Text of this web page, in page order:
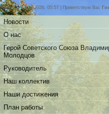
Пятница, 07.08.2026, 05:57 | Приветствую Вас
Новости
О нас
Герой Советского Союза
Молодцов
Руководитель
Наш коллектив
Наши достижения
План работы